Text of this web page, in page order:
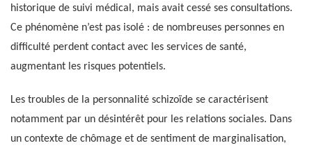
historique de suivi médical, mais avait cessé ses consultations.
Ce phénomène n’est pas isolé : de nombreuses personnes en
difficulté perdent contact avec les services de santé,
augmentant les risques potentiels.
Les troubles de la personnalité schizoïde se caractérisent
notamment par un désintérêt pour les relations sociales. Dans
un contexte de chômage et de sentiment de marginalisation,